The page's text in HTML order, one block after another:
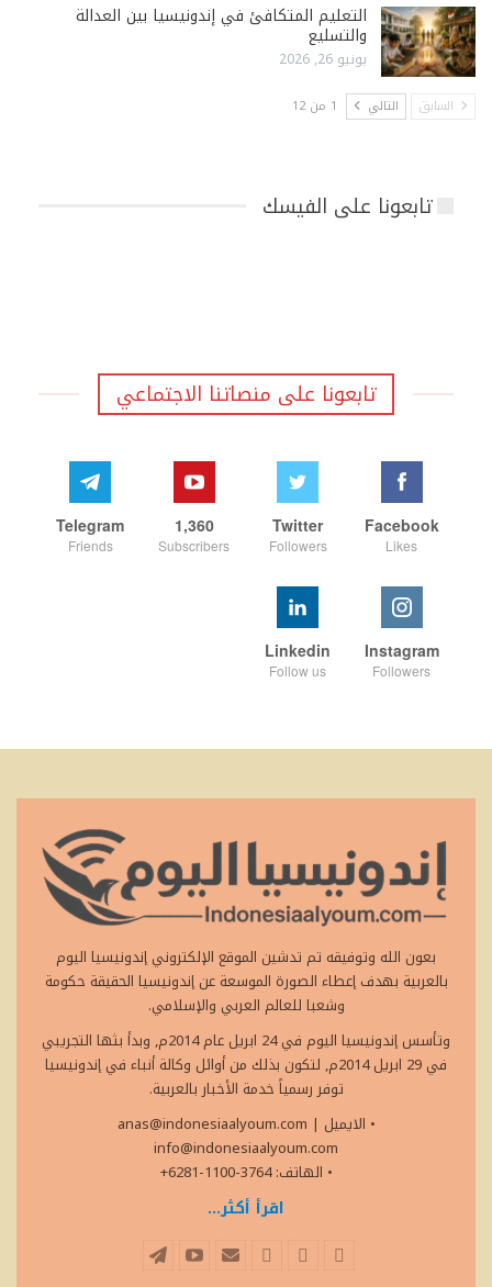
التعليم المتكافئ في إندونيسيا بين العدالة
والتسليع
يونيو 26, 2026
السابق التالي 1 من 12
تابعونا على الفيسك
تابعونا على منصاتنا الاجتماعي
Facebook
Likes
Twitter
Followers
1,360
Subscribers
Telegram
Friends
Instagram
Followers
Linkedin
Follow us
بعون الله وتوفيقه تم تدشين الموقع الإلكتروني إندونيسيا اليوم
بالعربية بهدف إعطاء الصورة الموسعة عن إندونيسيا الحقيقة حكومة
وشعبا للعالم العربي والإسلامي.
وتأسس إندونيسيا اليوم في 24 ابريل عام 2014م, وبدأ بثها التجريبي
في 29 ابريل 2014م, لتكون بذلك من أوائل وكالة أنباء في إندونيسيا
توفر رسمياً خدمة الأخبار بالعربية.
• الايميل
anas@indonesiaalyoum.com |
info@indonesiaalyoum.com
• الهاتف: 3764-1100-6281+
اقرأ أكثر...